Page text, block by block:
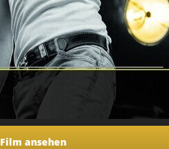
Film ansehen